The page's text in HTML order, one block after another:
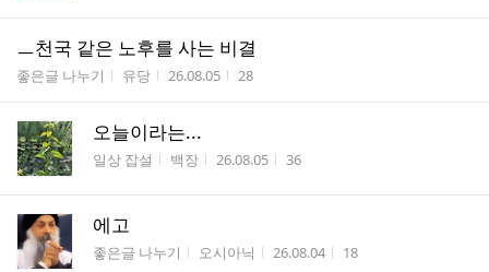
ㅡ천국 같은 노후를 사는 비결
게시판명
좋은글 나누기 작성자
유당 작성시간
26.08.05 조회수
28
오늘이라는...
게시판명
일상 잡설 작성자
백장 작성시간
26.08.05 조회수
36
에고
게시판명
좋은글 나누기 작성자
오시아닉 작성시간
26.08.04 조회수
18